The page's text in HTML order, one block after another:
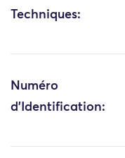
Techniques:
Numéro
d'Identification: